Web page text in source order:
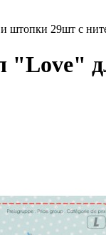
штопки 29шт с
"Love"